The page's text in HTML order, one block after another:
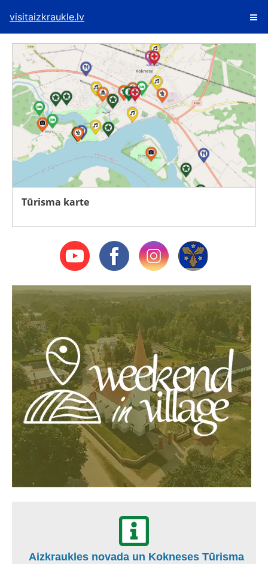
visitaizkraukle.lv
Tūrisma karte
Aizkraukles novada un Kokneses Tūrisma